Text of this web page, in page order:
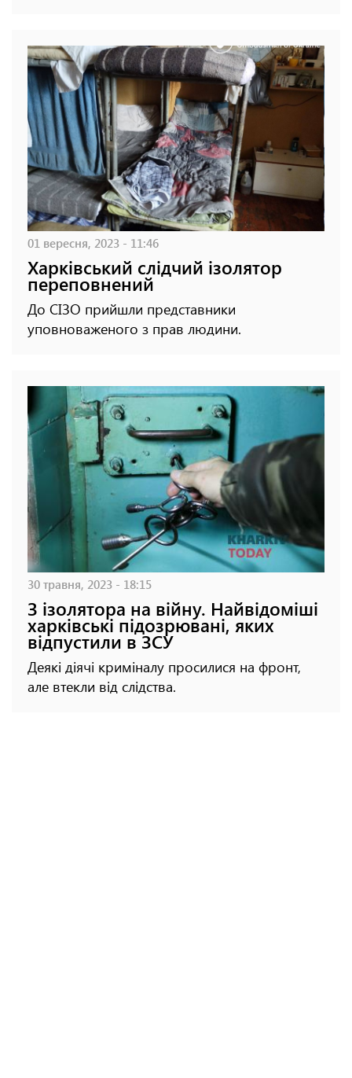
01 вересня, 2023 - 11:46
Харківський слідчий ізолятор
переповнений
До СІЗО прийшли представники
уповноваженого з прав людини.
30 травня, 2023 - 18:15
З ізолятора на війну. Найвідоміші
харківські підозрювані, яких
відпустили в ЗСУ
Деякі діячі криміналу просилися на фронт,
але втекли від слідства.